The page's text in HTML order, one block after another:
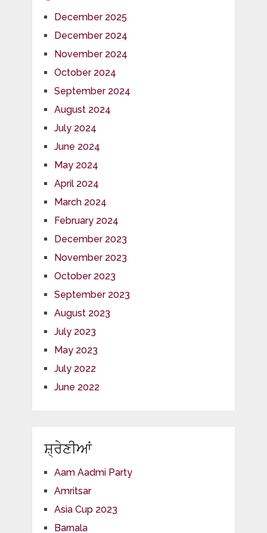
December 2025
December 2024
November 2024
October 2024
September 2024
August 2024
July 2024
June 2024
May 2024
April 2024
March 2024
February 2024
December 2023
November 2023
October 2023
September 2023
August 2023
July 2023
May 2023
July 2022
June 2022
ਸ਼੍ਰੇਣੀਆਂ
Aam Aadmi Party
Amritsar
Asia Cup 2023
Barnala